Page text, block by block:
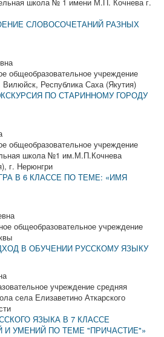
школа № 1 имени М.П. Кочнева г.
СЛОВОСОЧЕТАНИЙ РАЗНЫХ
общеобразовательное учреждение
Республика Саха (Якутия)
ПО СТАРИННОМУ ГОРОДУ
общеобразовательное учреждение
школа №1 им.М.П.Кочнева
г. Нерюнгри
В 6 КЛАССЕ ПО ТЕМЕ: «ИМЯ
общеобразовательное учреждение
В ОБУЧЕНИИ РУССКОМУ ЯЗЫКУ
учреждение средняя
села Елизаветино Аткарского
ЯЗЫКА В 7 КЛАССЕ
И УМЕНИЙ ПО ТЕМЕ "ПРИЧАСТИЕ"»